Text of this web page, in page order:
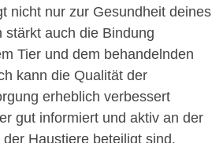
nicht nur zur Gesundheit deines
stärkt auch die Bindung
Tier und dem behandelnden
kann die Qualität der
erheblich verbessert
gut informiert und aktiv an der
Haustiere beteiligt sind.